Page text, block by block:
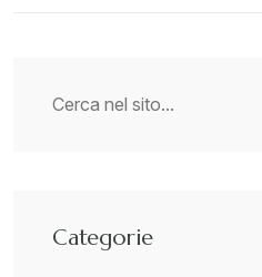
Categorie